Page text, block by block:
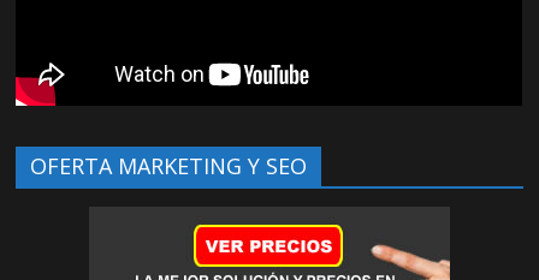
OFERTA MARKETING Y SEO